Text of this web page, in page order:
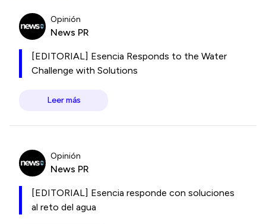
Opinión
News PR
[EDITORIAL] Esencia Responds to the Water
Challenge with Solutions
Leer más
Opinión
News PR
[EDITORIAL] Esencia responde con soluciones
al reto del agua